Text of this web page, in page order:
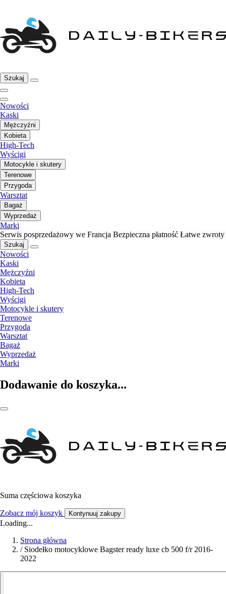
Szukaj
Nowości
Kaski
Mężczyźni
Kobieta
High-Tech
Wyścigi
Motocykle i skutery
Terenowe
Przygoda
Warsztat
Bagaż
Wyprzedaż
Marki
Serwis posprzedażowy we Francja Bezpieczna płatność Łatwe zwroty
Szukaj
Nowości
Kaski
Mężczyźni
Kobieta
High-Tech
Wyścigi
Motocykle i skutery
Terenowe
Przygoda
Warsztat
Bagaż
Wyprzedaż
Marki
Dodawanie do koszyka...
Suma częściowa koszyka
Zobacz mój koszyk Kontynuuj zakupy
Loading...
Strona główna
/ Siodełko motocyklowe Bagster ready luxe cb 500 f/r 2016-
2022